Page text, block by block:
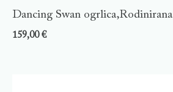
Dancing Swan ogrlica,Rodinirana
159,00€